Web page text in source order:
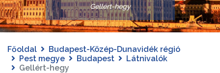
Gellért-hegy
Főoldal
Budapest-Közép-Dunavidék régió
Pest megye
Budapest
Látnivalók
Gellért-hegy